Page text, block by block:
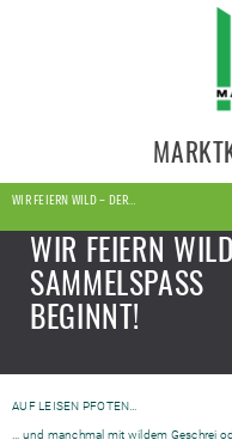
WIR FEIERN WILD – DER…
WIR FEIERN
AMMELSPASS
BEGINNT!
AUF LEISEN PFOTEN…
… und manchmal mit wildem Geschrei